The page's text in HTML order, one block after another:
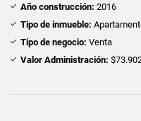
Año construcción: 2016
Tipo de inmueble:
Tipo de negocio: Venta
Valor Administración: